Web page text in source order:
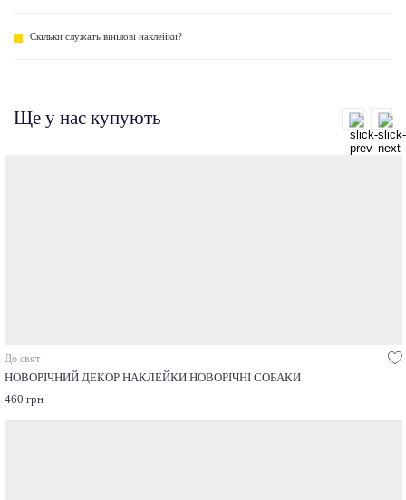
Скільки служать вінілові наклейки?
Ще у нас купують
До свят
НОВОРІЧНИЙ ДЕКОР НАКЛЕЙКИ НОВОРІЧНІ СОБАКИ
460 грн